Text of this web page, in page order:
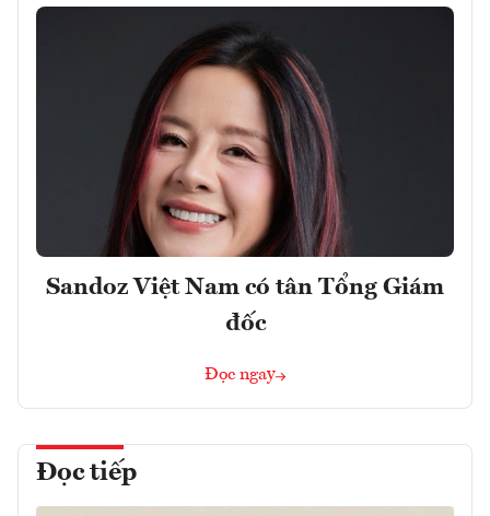
Sandoz Việt Nam có tân Tổng Giám
đốc
Đọc ngay
Đọc tiếp